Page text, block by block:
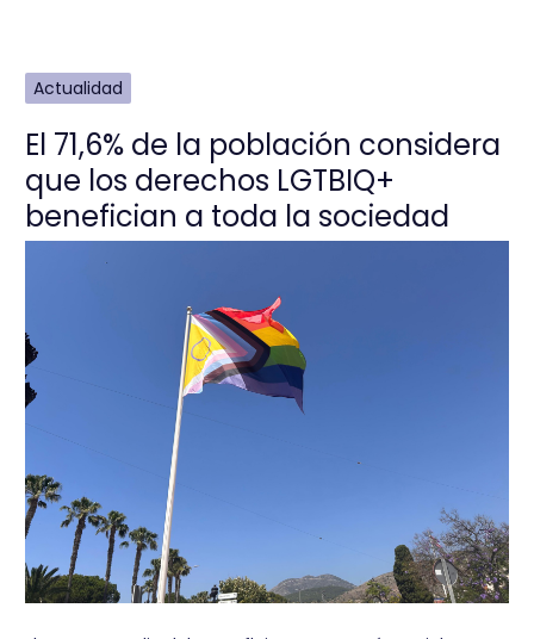
Actualidad
El 71,6% de la población considera
que los derechos LGTBIQ+
benefician a toda la sociedad